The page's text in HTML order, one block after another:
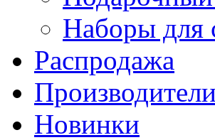
Наборы для
Распродажа
Производители
Новинки